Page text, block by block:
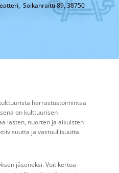
Soikanraitti 89, 38750
harrastustoimintaa
on kulttuurisen
lasten, nuorten ja aikuisten
ja vastuullisuutta.
jäseneksi. Voit kertoa